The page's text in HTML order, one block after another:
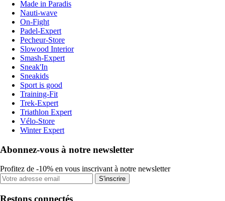
Made in Paradis
Nauti-wave
On-Fight
Padel-Expert
Pecheur-Store
Slowood Interior
Smash-Expert
Sneak'In
Sneakids
Sport is good
Training-Fit
Trek-Expert
Triathlon Expert
Vélo-Store
Winter Expert
Abonnez-vous à notre newsletter
Profitez de -10% en vous inscrivant à notre newsletter
S'inscrire
Restons connectés